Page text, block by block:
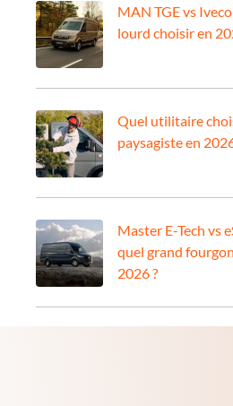
MAN TGE vs
lourd choisir en
Quel utilitaire
paysagiste en
Master E-Tech vs
quel grand
2026 ?